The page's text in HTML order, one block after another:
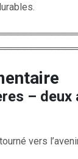
–
vers